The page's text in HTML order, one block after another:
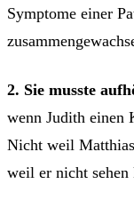
Symptome einer
2. Sie musste
wenn Judith einen
Nicht weil
weil er nicht sehen